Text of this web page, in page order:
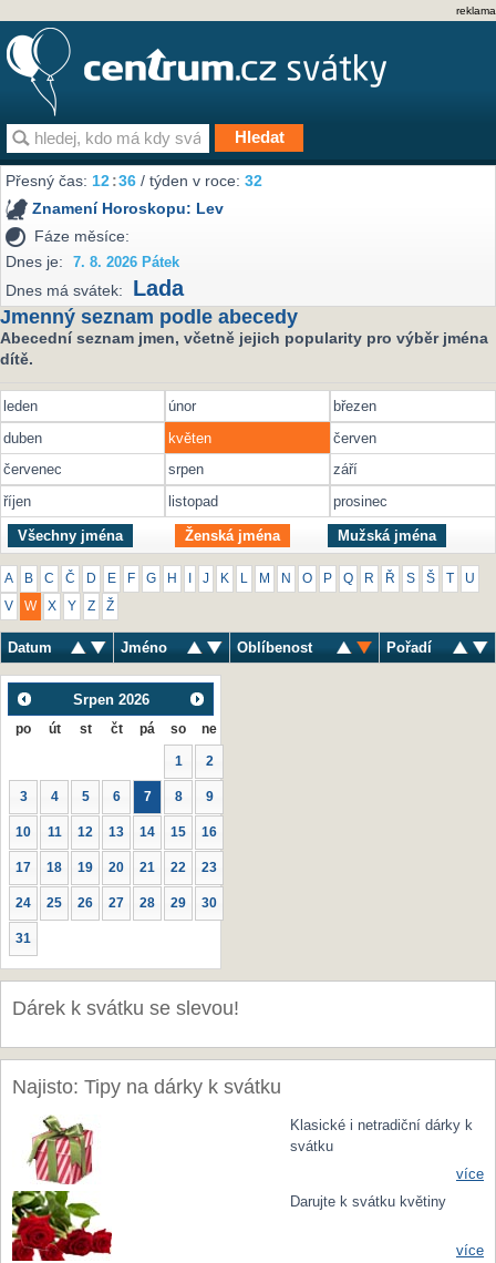
reklama
Přesný čas:12:36 / týden v roce:32
Znamení Horoskopu: Lev
Fáze měsíce:
Dnes je:
7. 8. 2026 Pátek
Dnes má svátek: Lada
Jmenný seznam podle abecedy
Abecední seznam jmen, včetně jejich popularity pro výběr jména
dítě.
leden únor
březen
duben
květen
červen
červenec
srpen
září
říjen
listopad prosinec
Všechny jména Ženská jména Mužská jména
A B C Č D E F G H J K M N O P Q R Ř S Š U
V W X Y Z Ž
Datum Jméno Oblíbenost Pořadí
Srpen 2026
po út st čt pá so ne
1 2
3 4 5 6 7 8 9
10 11 12 13 14 15 16
17 18 19 20 21 22 23
24 25 26 27 28 29 30
31
Dárek k svátku se slevou!
Najisto: Tipy na dárky k svátku
Klasické i netradiční dárky k
svátku
více
Darujte k svátku květiny
více